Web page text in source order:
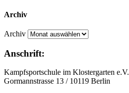
Archiv
Archiv
Anschrift:
Kampfsportschule im Klostergarten e.V.
Gormannstrasse 13 / 10119 Berlin